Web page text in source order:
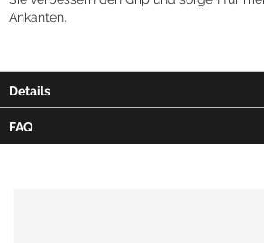
Ankanten.
Details
FAQ